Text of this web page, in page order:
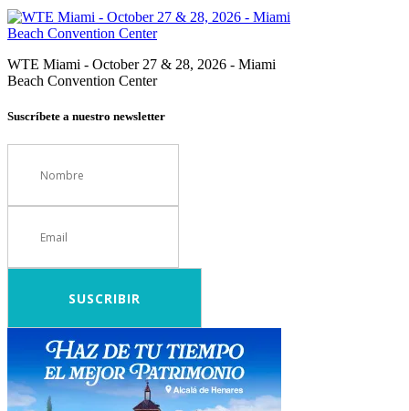
WTE Miami - October 27 & 28, 2026 - Miami
Beach Convention Center
Suscríbete a nuestro newsletter